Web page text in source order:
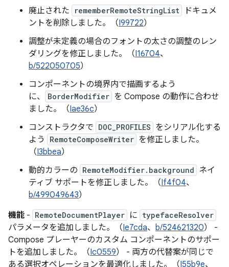
廃止された
rememberRemoteStringList
ドキュメ
ントを削除しました。（I99722）
調整が未定義の場合のフォントの太さの調整のレン
ダリングを修正しました。（I16704、
b/522050705）
コンポーネントの境界内で描画するよう
に、
BorderModifier を Compose の動作に合わせ
ました。（Iae36c）
コンストラクタで DOC_PROFILES をシリアル化する
よう
RemoteComposeWriter を修正しました。
（I3bbea）
動的カラーの RemoteModifier.background
ネイ
ティブ サポートを修正しました。（If4f04、
b/499049643）
機能 - RemoteDocumentPlayer に typefaceResolver
パラメータを追加しました。（Ie7cda、 b/524621320） -
Compose プレーヤーのカスタム コンポーネントのサポー
トを追加しました。（Ic0559） - 両方の代替案が同じで
ある選択オペレーションを最適化しました。（ I55b9e、